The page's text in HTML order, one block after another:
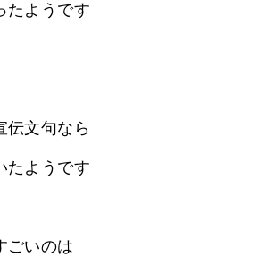
たようです
伝文句なら
たようです
ごいのは